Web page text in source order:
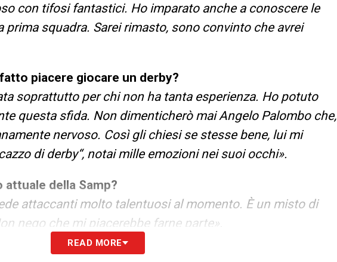
con tifosi fantastici. Ho imparato anche a conoscere le
prima squadra. Sarei rimasto, sono convinto che avrei
piacere giocare un derby?
soprattutto per chi non ha tanta esperienza. Ho potuto
questa sfida. Non dimenticherò mai Angelo Palombo che,
nervoso. Così gli chiesi se stesse bene, lui mi
di derby“, notai mille emozioni nei suoi occhi».
attuale della Samp?
attaccanti molto talentuosi al momento. È un misto di
nego che mi piacerebbe farne parte».
che vuoi dire ai tifosi?
READ MORE